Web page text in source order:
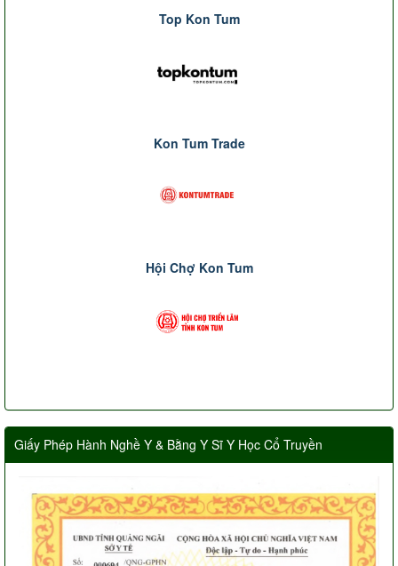
Top Kon Tum
Kon Tum Trade
Hội Chợ Kon Tum
Giấy Phép Hành Nghề Y & Bằng Y Sĩ Y Học Cổ Truyền